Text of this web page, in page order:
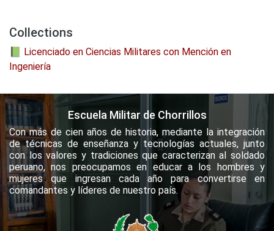
Collections
📗 Licenciado en Ciencias Militares con Mención en
Ingeniería
Escuela Militar de Chorrillos
Con más de cien años de historia, mediante la integración
de técnicas de enseñanza y tecnologías actuales, junto
con los valores y tradiciones que caracterizan al soldado
peruano, nos preocupamos en educar a los hombres y
mujeres que ingresan cada año para convertirse en
comandantes y líderes de nuestro país.